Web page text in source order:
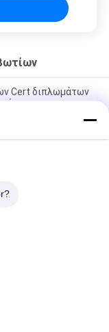
Cert διπλωμάτων
δύο κομμάτι
κιβωτίων